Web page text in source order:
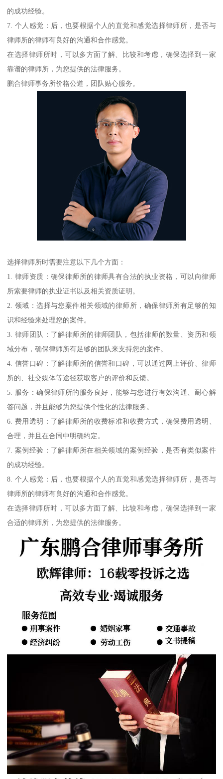
的成功经验。
7. 个人感觉：后，也要根据个人的直觉和感觉选择律师所，是否与
律师所的律师有良好的沟通和合作感觉。
在选择律师所时，可以多方面了解、比较和考虑，确保选择到一家
靠谱的律师所，为您提供的法律服务。
鹏合律师事务所价格公道，团队贴心服务。
选择律师所时需要注意以下几个方面：
1. 律师资质：确保律师所的律师具有合法的执业资格，可以向律师
所索要律师的执业证书以及相关资质证明。
2. 领域：选择与您案件相关领域的律师所，确保律师所有足够的知
识和经验来处理您的案件。
3. 律师团队：了解律师所的律师团队，包括律师的数量、资历和领
域分布，确保律师所有足够的团队来支持您的案件。
4. 信誉口碑：了解律师所的信誉和口碑，可以通过网上评价、律师
所的、社交媒体等途径获取客户的评价和反馈。
5. 服务：确保律师所的服务良好，能够与您进行有效沟通、耐心解
答问题，并且能够为您提供个性化的法律服务。
6. 费用透明：了解律师所的收费标准和收费方式，确保费用透明、
合理，并且在合同中明确约定。
7. 案例经验：了解律师所在相关领域的案例经验，是否有类似案件
的成功经验。
8. 个人感觉：后，也要根据个人的直觉和感觉选择律师所，是否与
律师所的律师有良好的沟通和合作感觉。
在选择律师所时，可以多方面了解、比较和考虑，确保选择到一家
合适的律师所，为您提供的法律服务。